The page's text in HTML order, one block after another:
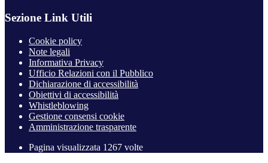
Sezione Link Utili
Cookie policy
Note legali
Informativa Privacy
Ufficio Relazioni con il Pubblico
Dichiarazione di accessibilità
Obiettivi di accessibilità
Whistleblowing
Gestione consensi cookie
Amministrazione trasparente
Pagina visualizzata 1267 volte